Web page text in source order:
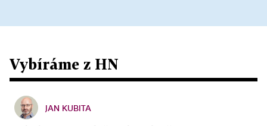
Vybíráme z HN
JAN KUBITA